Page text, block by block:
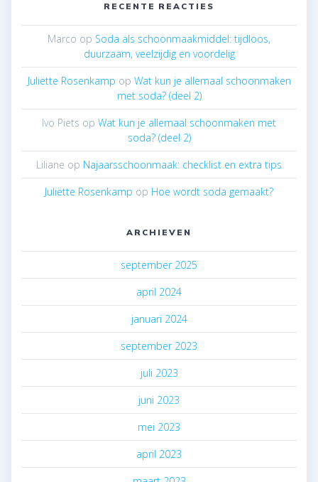
RECENTE REACTIES
Marco op Soda als schoonmaakmiddel: tijdloos,
duurzaam, veelzijdig en voordelig
Juliëtte Rosenkamp op Wat kun je allemaal schoonmaken
met soda? (deel 2)
Ivo Piets op Wat kun je allemaal schoonmaken met
soda? (deel 2)
Liliane op Najaarsschoonmaak: checklist en extra tips
Juliëtte Rosenkamp op Hoe wordt soda gemaakt?
ARCHIEVEN
september 2025
april 2024
januari 2024
september 2023
juli 2023
juni 2023
mei 2023
april 2023